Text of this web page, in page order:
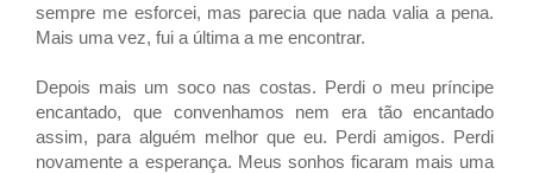
sempre me esforcei, mas parecia que nada valia a pena.
Mais uma vez, fui a última a me encontrar.
Depois mais um soco nas costas. Perdi o meu príncipe
encantado, que convenhamos nem era tão encantado
assim, para alguém melhor que eu. Perdi amigos. Perdi
novamente a esperança. Meus sonhos ficaram mais uma